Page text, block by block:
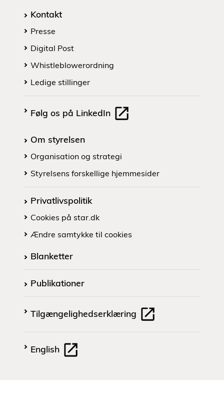
Kontakt
Presse
Digital Post
Whistleblowerordning
Ledige stillinger
Følg os på LinkedIn
Om styrelsen
Organisation og strategi
Styrelsens forskellige hjemmesider
Privatlivspolitik
Cookies på star.dk
Ændre samtykke til cookies
Blanketter
Publikationer
Tilgængelighedserklæring
English